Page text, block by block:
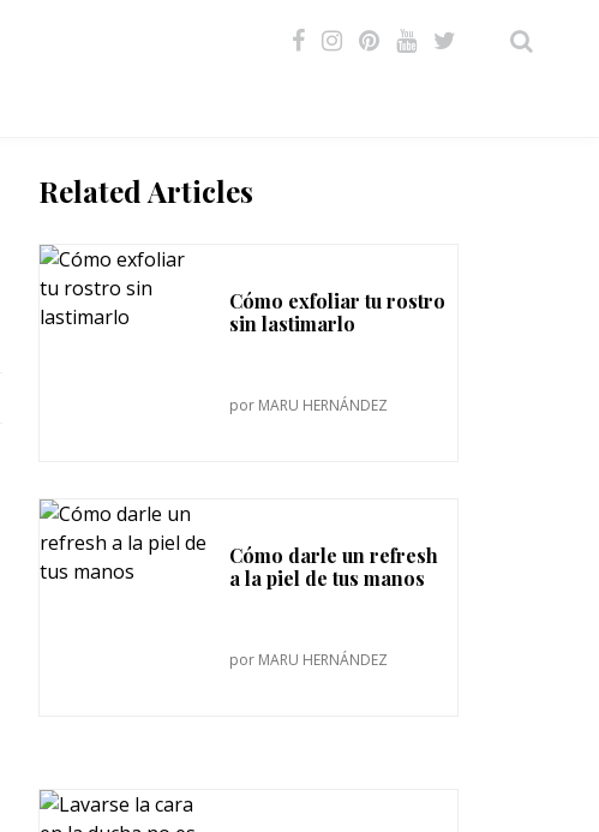
Related Articles
Cómo exfoliar tu rostro
sin lastimarlo
por MARU HERNÁNDEZ
Cómo darle un refresh
a la piel de tus manos
por MARU HERNÁNDEZ